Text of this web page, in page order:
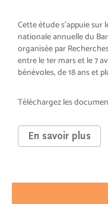
Cette étude s’appuie sur
nationale annuelle du
organisée par
entre le 1er mars et le 7
bénévoles, de 18 ans et
Téléchargez les
En savoir plus